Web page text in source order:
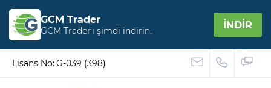
GCM Trader
GCM Trader’ı şimdi indirin. İNDİR
Lisans No: G-039 (398)